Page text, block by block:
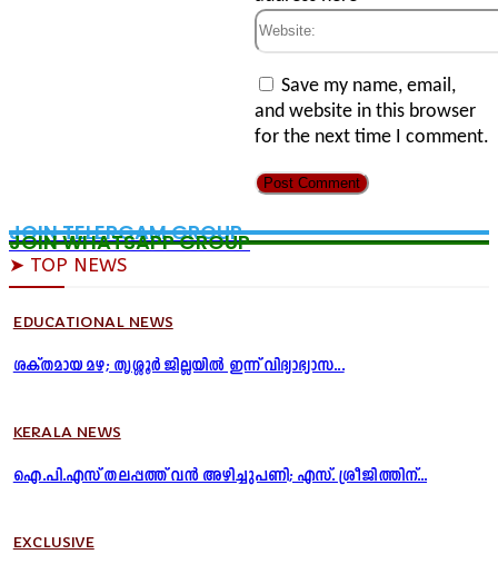
Save my name, email,
and website in this browser
for the next time I comment.
JOIN TELERGAM GROUP
JOIN WHATSAPP GROUP
➤ TOP NEWS
EDUCATIONAL NEWS
ശക്തമായ മഴ; തൃശ്ശൂർ ജില്ലയിൽ ഇന്ന് വിദ്യാഭ്യാസ...
KERALA NEWS
ഐ.പി.എസ് തലപ്പത്ത് വൻ അഴിച്ചുപണി; എസ്. ശ്രീജിത്തിന്...
EXCLUSIVE